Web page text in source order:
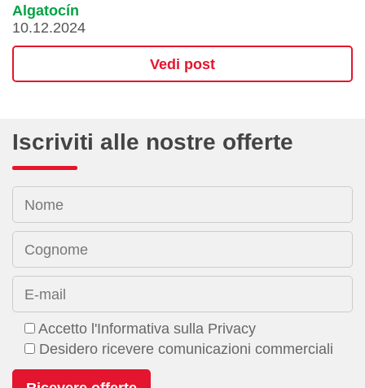
Algatocín
10.12.2024
Vedi post
Iscriviti alle nostre offerte
Nome
Cognome
E-mail
Accetto l'Informativa sulla Privacy
Desidero ricevere comunicazioni commerciali